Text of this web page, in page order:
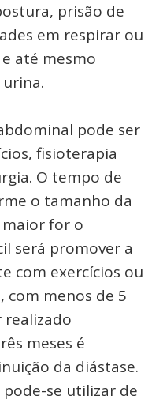
prisão de
em respirar ou
até mesmo
pode ser
fisioterapia
O tempo de
o tamanho da
for o
será promover a
com exercícios ou
menos de 5
meses é
da diástase.
se utilizar de